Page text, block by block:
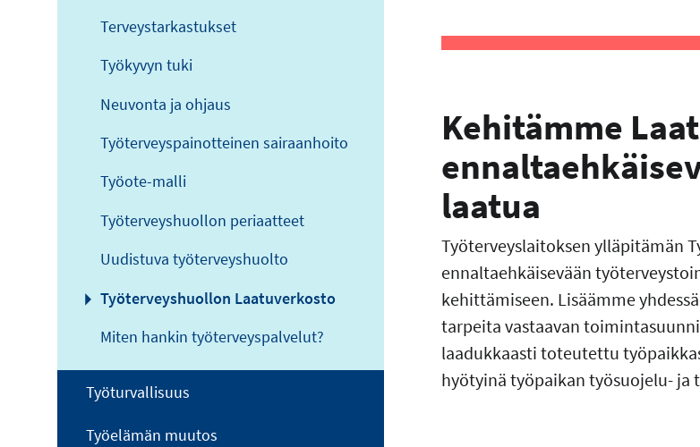
Kehitämme
laatua
Työterveyslaitoksen ylläpitämän
ennaltaehkäisevään
kehittämiseen. Lisäämme
tarpeita vastaavan
laadukkaasti toteutettu
hyötyinä työpaikan työsuojelu- ja
Terveystarkastukset
Työkyvyn tuki
Neuvonta ja ohjaus
Työterveyspainotteinen sairaanhoito
Työote-malli
Työterveyshuollon periaatteet
Uudistuva työterveyshuolto
Työterveyshuollon Laatuverkosto
Miten hankin työterveyspalvelut?
Työturvallisuus
Työelämän muutos